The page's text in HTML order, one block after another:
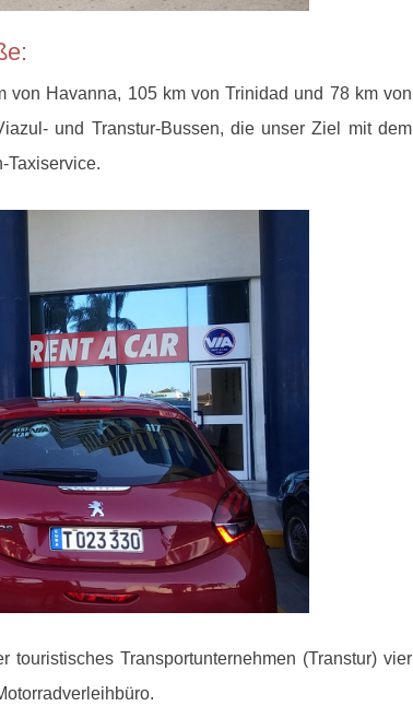
Havanna, 105 km von Trinidad und 78 km von
und Transtur-Bussen, die unser Ziel mit dem
Taxiservice.
Transportunternehmen (Transtur) vier